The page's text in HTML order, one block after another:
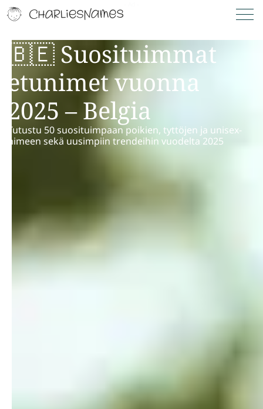
🇧🇪 Suosituimmat
etunimet vuonna
2025 – Belgia
Tutustu 50 suosituimpaan poikien, tyttöjen ja unisex-
nimeen sekä uusimpiin trendeihin vuodelta 2025